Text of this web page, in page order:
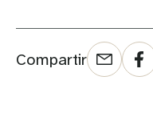
Compartir